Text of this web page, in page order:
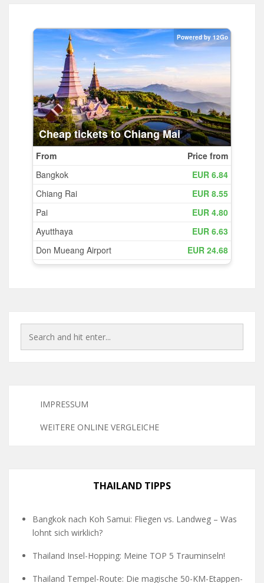
IMPRESSUM
WEITERE ONLINE VERGLEICHE
THAILAND TIPPS
Bangkok nach Koh Samui: Fliegen vs. Landweg – Was
lohnt sich wirklich?
Thailand Insel-Hopping: Meine TOP 5 Trauminseln!
Thailand Tempel-Route: Die magische 50-KM-Etappen-